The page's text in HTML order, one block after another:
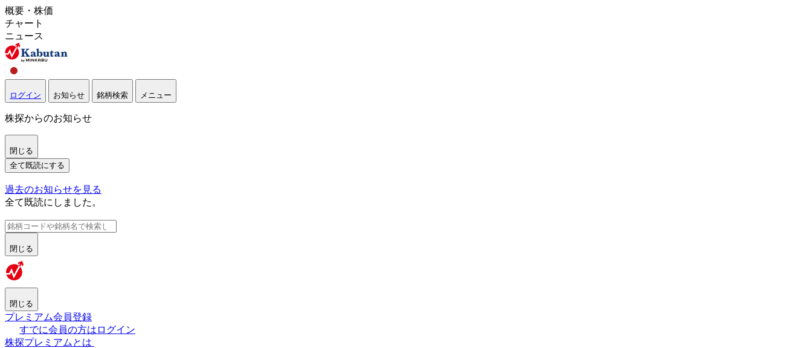
概要・株価
チャート
ニュース
ログイン お知らせ 銘柄検索 メニュー
株探からのお知らせ
閉じる
全て既読にする
過去のお知らせを見る
全て既読にしました。
閉じる
閉じる
プレミアム会員登録
すでに会員の方はログイン
株探プレミアムとは